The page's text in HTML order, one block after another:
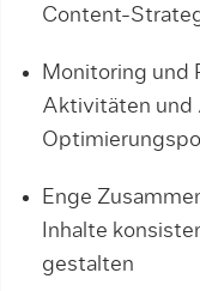
Content-
Monitoring und
Aktivitäten und
Enge
Inhalte
gestalten